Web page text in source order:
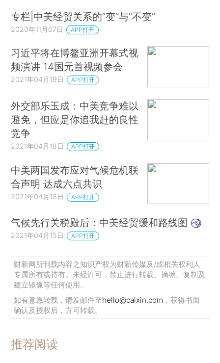
专栏|中美经贸关系的“变”与“不变”
2020年11月07日 APP打开
习近平将在博鳌亚洲开幕式视
频演讲 14国元首视频参会
2021年04月19日 APP打开
外交部乐玉成：中美竞争难以
避免，但应是你追我赶的良性
竞争
2021年04月18日 APP打开
中美两国发布应对气候危机联
合声明 达成六点共识
2021年04月18日 APP打开
气候先行关税殿后：中美经贸缓和路线图
2021年04月15日 APP打开
财新网所刊载内容之知识产权为财新传媒及/或相关权利人
专属所有或持有。未经许可，禁止进行转载、摘编、复制及
建立镜像等任何使用。
如有意愿转载，请发邮件至hello@caixin.com ，获得书面
确认及授权后，方可转载。
推荐阅读